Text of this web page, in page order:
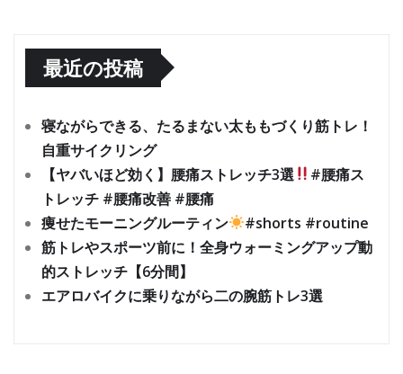
最近の投稿
寝ながらできる、たるまない太ももづくり筋トレ！
自重サイクリング
【ヤバいほど効く】腰痛ストレッチ3選
#腰痛ス
トレッチ #腰痛改善 #腰痛
痩せたモーニングルーティン
#shorts #routine
筋トレやスポーツ前に！全身ウォーミングアップ動
的ストレッチ【6分間】
エアロバイクに乗りながら二の腕筋トレ3選